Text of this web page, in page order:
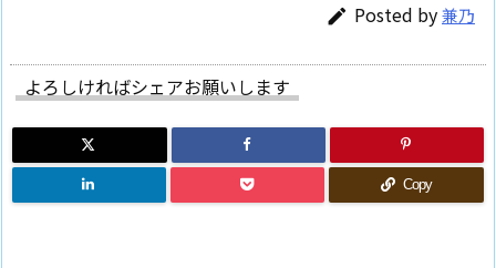
 Posted by兼乃
よろしければシェアお願いします
Copy